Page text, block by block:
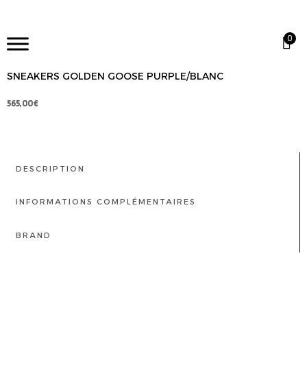
0
SNEAKERS GOLDEN GOOSE PURPLE/BLANC
565,00€
DESCRIPTION
INFORMATIONS COMPLÉMENTAIRES
BRAND